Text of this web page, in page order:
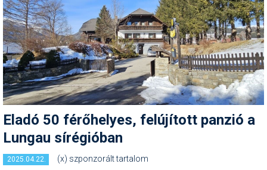
Történelem
Túrasí
Utasbiztosítás
Utazási tippek
Védőfelszerelés
Wellness
Eladó 50 férőhelyes, felújított panzió a
Lungau sírégióban
2025.04.22. (x) szponzorált tartalom